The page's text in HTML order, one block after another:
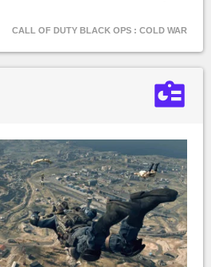
CALL OF DUTY BLACK OPS : COLD WAR